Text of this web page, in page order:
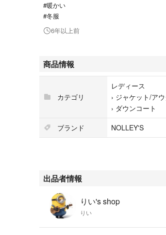
#暖かい
#冬服
6年以上前
商品情報
カテゴリ
レディース
› ジャケット/ア
› ダウンコート
ブランド
NOLLEY'S
出品者情報
りい's shop
りい